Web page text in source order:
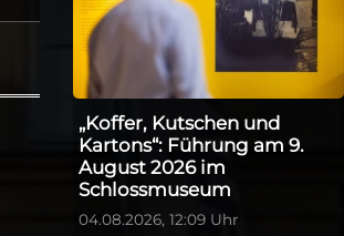
„Koffer, Kutschen und
Kartons“: Führung am 9.
August 2026 im
Schlossmuseum
04.08.2026, 12:09 Uhr